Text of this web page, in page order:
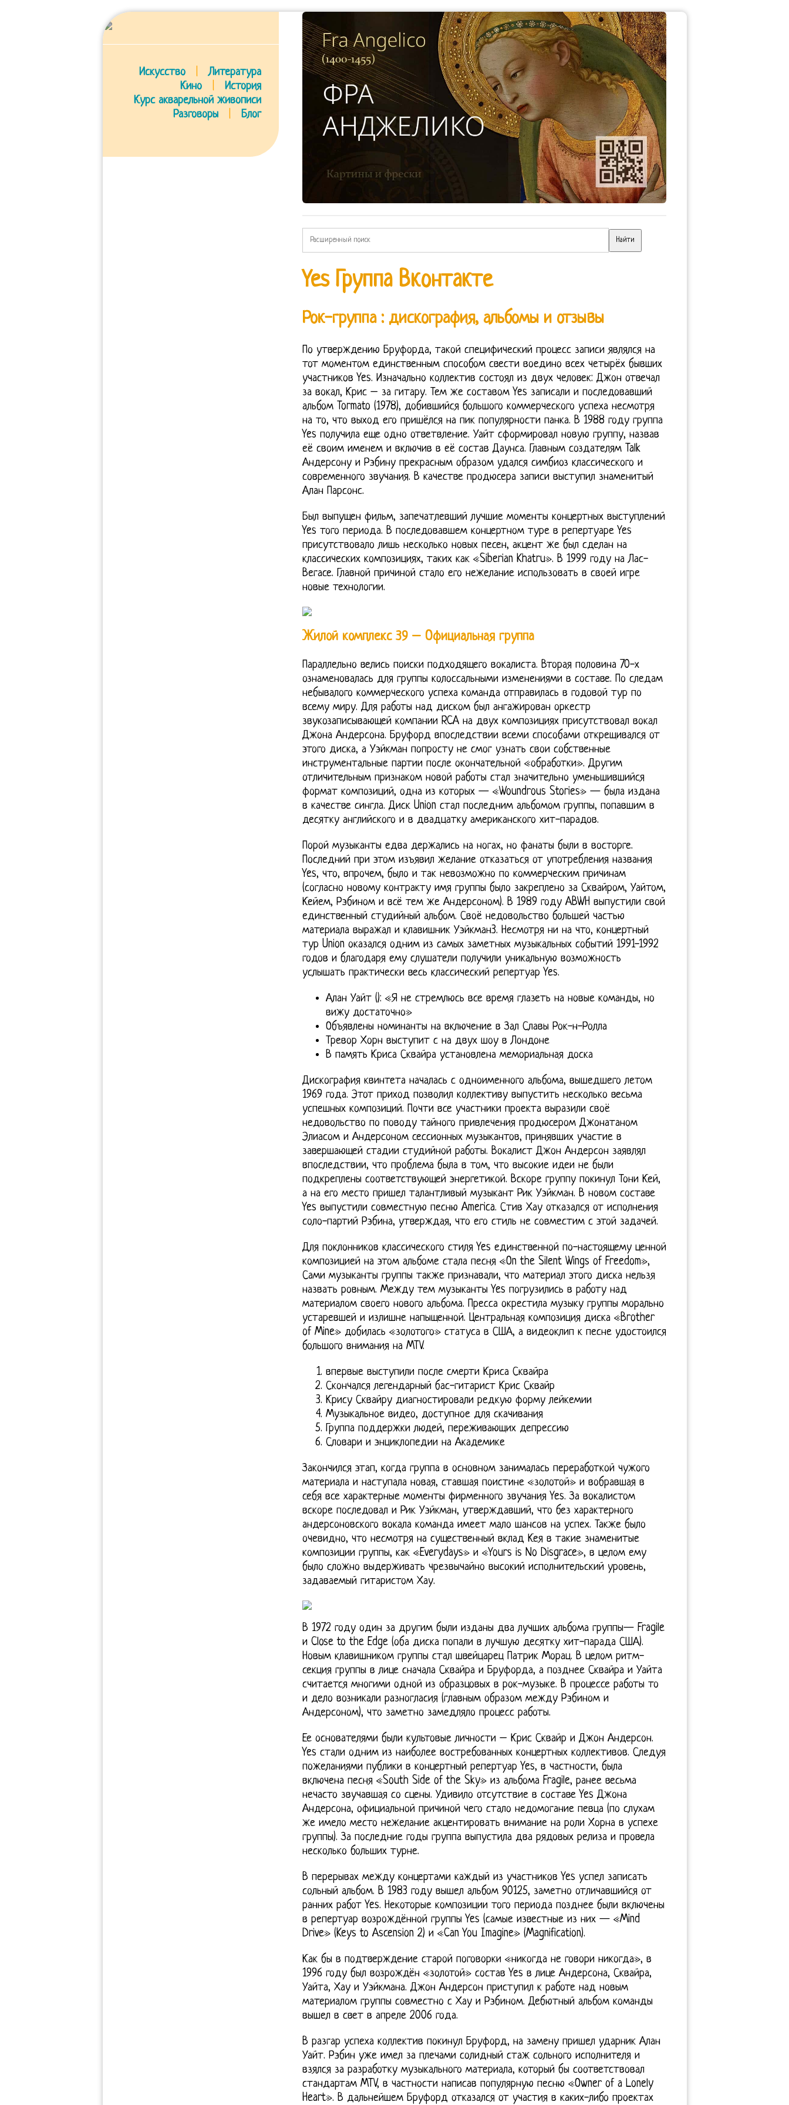
Искусство
Литература
Кино
История
Курс акварельной живописи
Разговоры
Блог
Yes Группа Вконтакте
Рок-группа : дискография, альбомы и отзывы
По утверждению Бруфорда, такой специфический процесс записи являлся на
тот моментом единственным способом свести воедино всех четырёх бывших
участников Yes. Изначально коллектив состоял из двух человек: Джон отвечал
за вокал, Крис – за гитару. Тем же составом Yes записали и последовавший
альбом Tormato (1978), добившийся большого коммерческого успеха несмотря
на то, что выход его пришёлся на пик популярности панка. В 1988 году группа
Yes получила еще одно ответвление. Уайт сформировал новую группу, назвав
её своим именем и включив в её состав Даунса. Главным создателям Talk
Андерсону и Рэбину прекрасным образом удался симбиоз классического и
современного звучания. В качестве продюсера записи выступил знаменитый
Алан Парсонс.
Был выпущен фильм, запечатлевший лучшие моменты концертных выступлений
Yes того периода. В последовавшем концертном туре в репертуаре Yes
присутствовало лишь несколько новых песен, акцент же был сделан на
классических композициях, таких как «Siberian Khatru». В 1999 году на Лас-
Вегасе. Главной причиной стало его нежелание использовать в своей игре
новые технологии.
Жилой комплекс 39 – Официальная группа
Параллельно велись поиски подходящего вокалиста. Вторая половина 70-х
ознаменовалась для группы колоссальными изменениями в составе. По следам
небывалого коммерческого успеха команда отправилась в годовой тур по
всему миру. Для работы над диском был ангажирован оркестр
звукозаписывающей компании RCA на двух композициях присутствовал вокал
Джона Андерсона. Бруфорд впоследствии всеми способами открещивался от
этого диска, а Уэйкман попросту не смог узнать свои собственные
инструментальные партии после окончательной «обработки». Другим
отличительным признаком новой работы стал значительно уменьшившийся
формат композиций, одна из которых — «Woundrous Stories» — была издана
в качестве сингла. Диск Union стал последним альбомом группы, попавшим в
десятку английского и в двадцатку американского хит-парадов.
Порой музыканты едва держались на ногах, но фанаты были в восторге.
Последний при этом изъявил желание отказаться от употребления названия
Yes, что, впрочем, было и так невозможно по коммерческим причинам
(согласно новому контракту имя группы было закреплено за Сквайром, Уайтом,
Кейем, Рэбином и всё тем же Андерсоном). В 1989 году ABWH выпустили свой
единственный студийный альбом. Своё недовольство большей частью
материала выражал и клавишник Уэйкман3. Несмотря ни на что, концертный
тур Union оказался одним из самых заметных музыкальных событий 1991-1992
годов и благодаря ему слушатели получили уникальную возможность
услышать практически весь классический репертуар Yes.
Алан Уайт (): «Я не стремлюсь все время глазеть на новые команды, но
вижу достаточно»
Объявлены номинанты на включение в Зал Славы Рок-н-Ролла
Тревор Хорн выступит с на двух шоу в Лондоне
В память Криса Сквайра установлена мемориальная доска
Дискография квинтета началась с одноименного альбома, вышедшего летом
1969 года. Этот приход позволил коллективу выпустить несколько весьма
успешных композиций. Почти все участники проекта выразили своё
недовольство по поводу тайного привлечения продюсером Джонатаном
Элиасом и Андерсоном сессионных музыкантов, принявших участие в
завершающей стадии студийной работы. Вокалист Джон Андерсон заявлял
впоследствии, что проблема была в том, что высокие идеи не были
подкреплены соответствующей энергетикой. Вскоре группу покинул Тони Кей,
а на его место пришел талантливый музыкант Рик Уэйкман. В новом составе
Yes выпустили совместную песню America. Стив Хау отказался от исполнения
соло-партий Рэбина, утверждая, что его стиль не совместим с этой задачей.
Для поклонников классического стиля Yes единственной по-настоящему ценной
композицией на этом альбоме стала песня «On the Silent Wings of Freedom»,
Сами музыканты группы также признавали, что материал этого диска нельзя
назвать ровным. Между тем музыканты Yes погрузились в работу над
материалом своего нового альбома. Пресса окрестила музыку группы морально
устаревшей и излишне напыщенной. Центральная композиция диска «Brother
of Mine» добилась «золотого» статуса в США, а видеоклип к песне удостоился
большого внимания на MTV.
впервые выступили после смерти Криса Сквайра
Скончался легендарный бас-гитарист Крис Сквайр
Крису Сквайру диагностировали редкую форму лейкемии
Музыкальное видео, доступное для скачивания
Группа поддержки людей, переживающих депрессию
Словари и энциклопедии на Академике
Закончился этап, когда группа в основном занималась переработкой чужого
материала и наступала новая, ставшая поистине «золотой» и вобравшая в
себя все характерные моменты фирменного звучания Yes. За вокалистом
вскоре последовал и Рик Уэйкман, утверждавший, что без характерного
андерсоновского вокала команда имеет мало шансов на успех. Также было
очевидно, что несмотря на существенный вклад Кея в такие знаменитые
композиции группы, как «Everydays» и «Yours is No Disgrace», в целом ему
было сложно выдерживать чрезвычайно высокий исполнительский уровень,
задаваемый гитаристом Хау.
В 1972 году один за другим были изданы два лучших альбома группы— Fragile
и Close to the Edge (оба диска попали в лучшую десятку хит-парада США).
Новым клавишником группы стал швейцарец Патрик Морац. В целом ритм-
секция группы в лице сначала Сквайра и Бруфорда, а позднее Сквайра и Уайта
считается многими одной из образцовых в рок-музыке. В процессе работы то
и дело возникали разногласия (главным образом между Рэбином и
Андерсоном), что заметно замедляло процесс работы.
Ее основателями были культовые личности – Крис Сквайр и Джон Андерсон.
Yes стали одним из наиболее востребованных концертных коллективов. Следуя
пожеланиями публики в концертный репертуар Yes, в частности, была
включена песня «South Side of the Sky» из альбома Fragile, ранее весьма
нечасто звучавшая со сцены. Удивило отсутствие в составе Yes Джона
Андерсона, официальной причиной чего стало недомогание певца (по слухам
же имело место нежелание акцентировать внимание на роли Хорна в успехе
группы). За последние годы группа выпустила два рядовых релиза и провела
несколько больших турне.
В перерывах между концертами каждый из участников Yes успел записать
сольный альбом. В 1983 году вышел альбом 90125, заметно отличавшийся от
ранних работ Yes. Некоторые композиции того периода позднее были включены
в репертуар возрождённой группы Yes (самые известные из них — «Mind
Drive» (Keys to Ascension 2) и «Can You Imagine» (Magnification).
Как бы в подтверждение старой поговорки «никогда не говори никогда», в
1996 году был возрождён «золотой» состав Yes в лице Андерсона, Сквайра,
Уайта, Хау и Уэйкмана. Джон Андерсон приступил к работе над новым
материалом группы совместно с Хау и Рэбином. Дебютный альбом команды
вышел в свет в апреле 2006 года.
В разгар успеха коллектив покинул Бруфорд, на замену пришел ударник Алан
Уайт. Рэбин уже имел за плечами солидный стаж сольного исполнителя и
взялся за разработку музыкального материала, который бы соответствовал
стандартам MTV, в частности написав популярную песню «Owner of a Lonely
Heart». В дальнейшем Бруфорд отказался от участия в каких-либо проектах